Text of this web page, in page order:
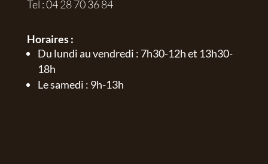
Tel :04 28 70 36 84
Horaires :
Du lundi au vendredi : 7h30-12h et 13h30-
18h
Le samedi : 9h-13h